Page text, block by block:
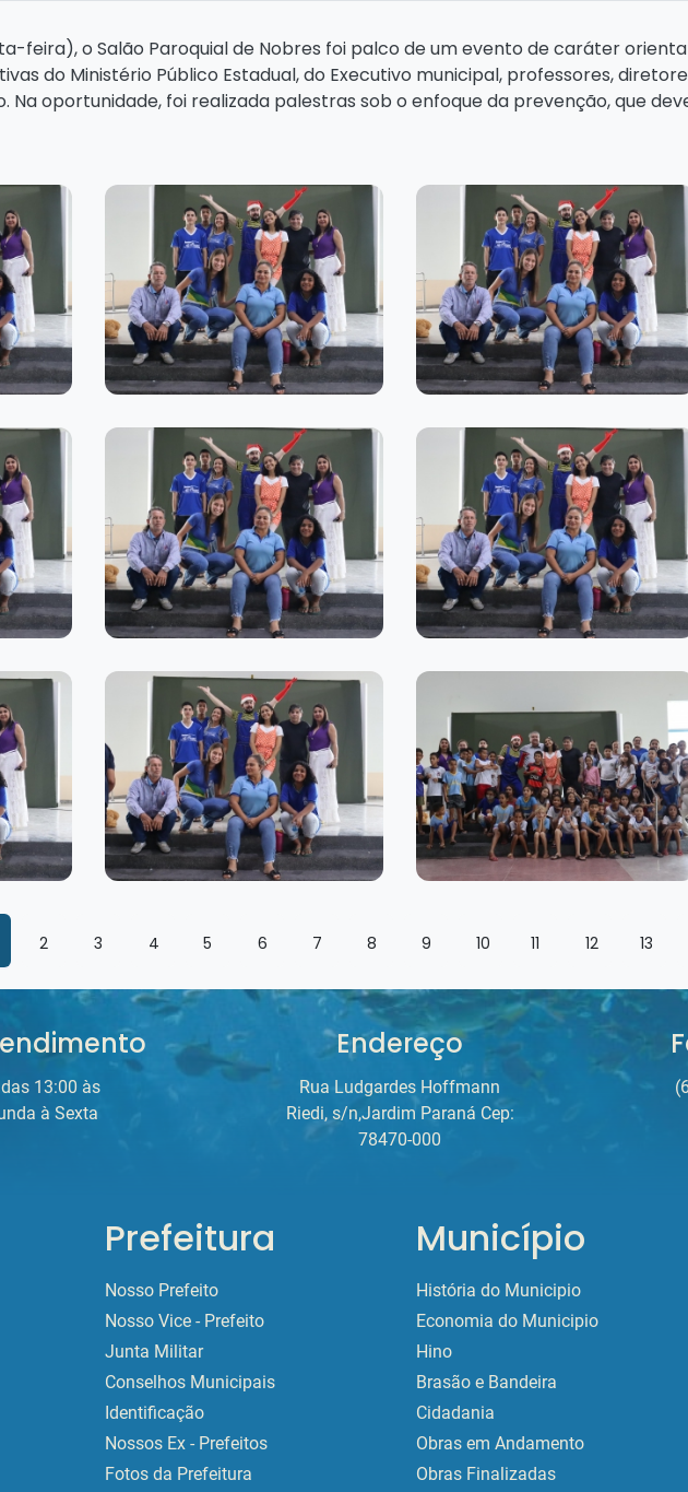
feira), o Salão Paroquial de Nobres foi palco de um evento de caráter
do Ministério Público Estadual, do Executivo municipal, professores,
Na oportunidade, foi realizada palestras sob o enfoque da prevenção, que
2 3 4 5 6 7 8 9 10 11 12 13
13:00 às
à Sexta
Endereço
Rua Ludgardes Hoffmann
Riedi, s/n,Jardim Paraná Cep:
78470-000
Prefeitura
Nosso Prefeito
Nosso Vice - Prefeito
Junta Militar
Conselhos Municipais
Identificação
Nossos Ex - Prefeitos
Fotos da Prefeitura
Município
História do Municipio
Economia do Municipio
Hino
Brasão e Bandeira
Cidadania
Obras em Andamento
Obras Finalizadas